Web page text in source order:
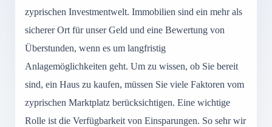
zyprischen Investmentwelt. Immobilien sind ein mehr als
sicherer Ort für unser Geld und eine Bewertung von
Überstunden, wenn es um langfristig
Anlagemöglichkeiten geht. Um zu wissen, ob Sie bereit
sind, ein Haus zu kaufen, müssen Sie viele Faktoren vom
zyprischen Marktplatz berücksichtigen. Eine wichtige
Rolle ist die Verfügbarkeit von Einsparungen. So sehr wir